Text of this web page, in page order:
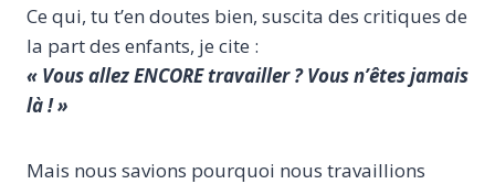
Ce qui, tu t’en doutes bien, suscita des critiques de
la part des enfants, je cite :
« Vous allez ENCORE travailler ? Vous n’êtes jamais
là ! »
Mais nous savions pourquoi nous travaillions